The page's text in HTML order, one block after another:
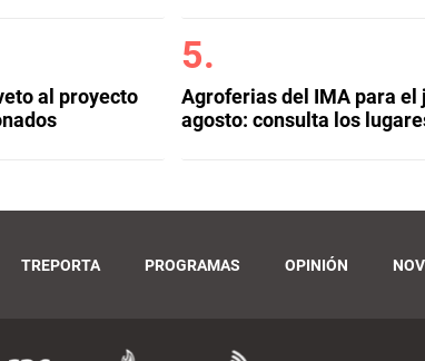
al proyecto
Agroferias del IMA para el
agosto: consulta los
TREPORTA PROGRAMAS OPINIÓN